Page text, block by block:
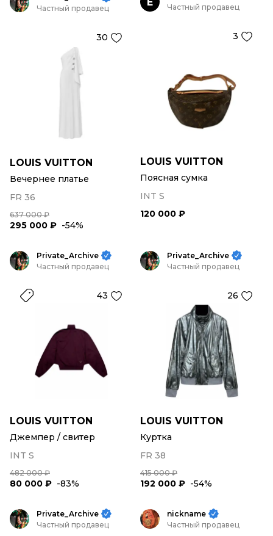
Частный продавец
30
LOUIS VUITTON
Вечернее платье
FR 36
637 000 ₽
295 000 ₽ -54%
Частный продавец
3
LOUIS VUITTON
Поясная сумка
INT S
120 000 ₽
Private_Archive
Частный продавец
43
LOUIS VUITTON
Джемпер / свитер
INT S
482 000 ₽
80 000 ₽ -83%
Private_Archive
Частный продавец
26
LOUIS VUITTON
Куртка
FR 38
415 000 ₽
192 000 ₽ -54%
Private_Archive
Частный продавец
nickname
Частный продавец